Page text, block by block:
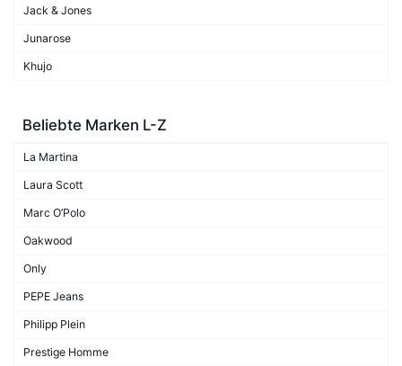
Jack & Jones
Junarose
Khujo
Beliebte Marken L-Z
La Martina
Laura Scott
Marc O’Polo
Oakwood
Only
PEPE Jeans
Philipp Plein
Prestige Homme